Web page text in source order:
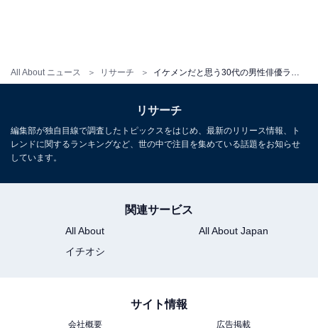
All About ニュース リサーチ イケメンだと思う30代の男性俳優ランキング！ 3位「岡田将生」、2位「山下智久」、1位は？
リサーチ
編集部が独自目線で調査したトピックスをはじめ、最新のリリース情報、ト
レンドに関するランキングなど、世の中で注目を集めている話題をお知らせ
しています。
関連サービス
All About
All About Japan
イチオシ
サイト情報
会社概要 広告掲載